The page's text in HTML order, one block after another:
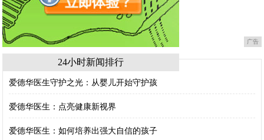
广告
24小时新闻排行
爱德华医生守护之光：从婴儿开始守护孩
爱德华医生：点亮健康新视界
爱德华医生：如何培养出强大自信的孩子